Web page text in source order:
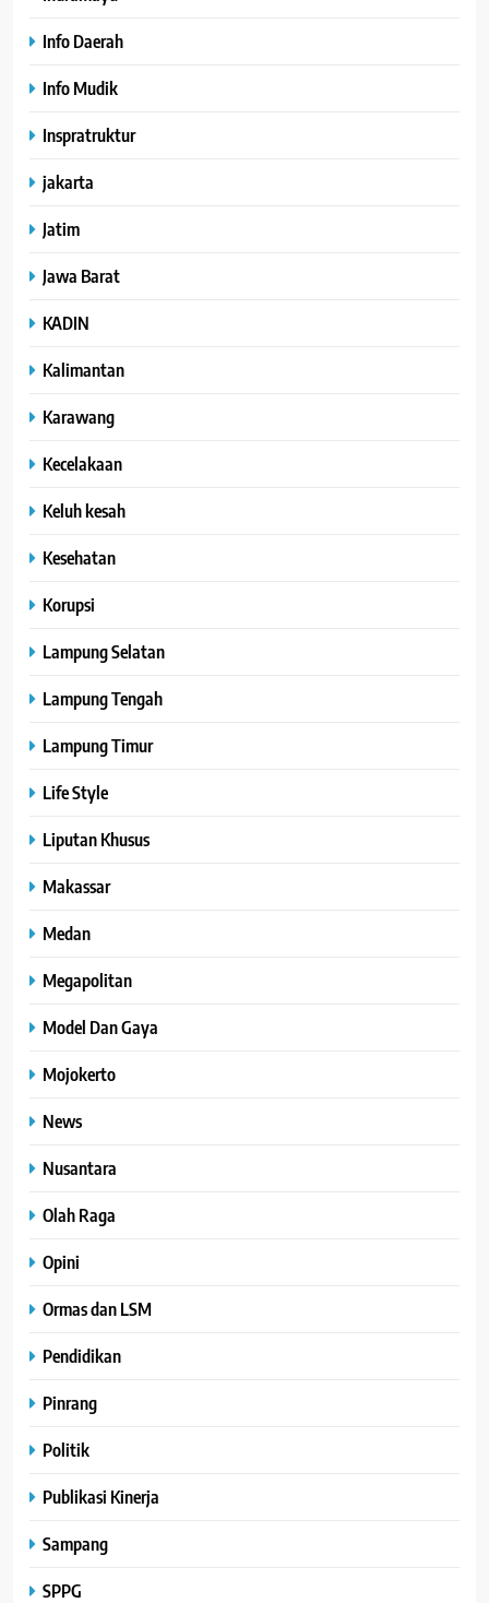
Info Daerah
Info Mudik
Inspratruktur
jakarta
Jatim
Jawa Barat
KADIN
Kalimantan
Karawang
Kecelakaan
Keluh kesah
Kesehatan
Korupsi
Lampung Selatan
Lampung Tengah
Lampung Timur
Life Style
Liputan Khusus
Makassar
Medan
Megapolitan
Model Dan Gaya
Mojokerto
News
Nusantara
Olah Raga
Opini
Ormas dan LSM
Pendidikan
Pinrang
Politik
Publikasi Kinerja
Sampang
SPPG